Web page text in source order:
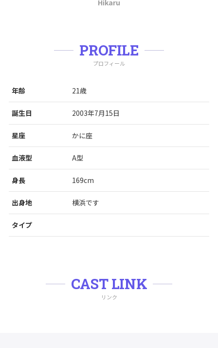
Hikaru
PROFILE
プロフィール
年齢 21歳
誕生日 2003年7月15日
星座 かに座
血液型 A型
身長 169cm
出身地 横浜です
タイプ
CAST LINK
リンク